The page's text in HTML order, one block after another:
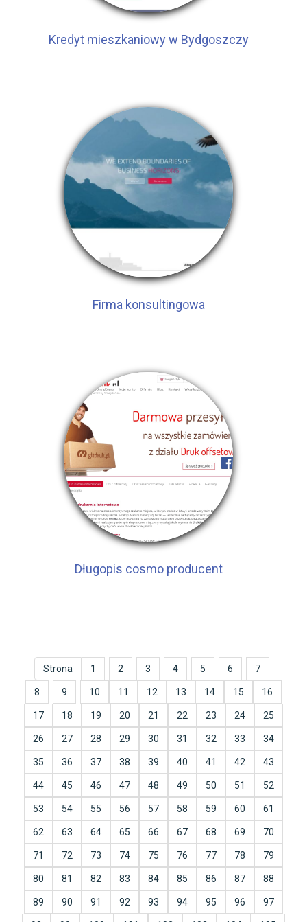
Kredyt mieszkaniowy w Bydgoszczy
Firma konsultingowa
Długopis cosmo producent
Strona 1 2 3 4 5 6 7
8 9 10 11 12 13 14 15 16
17 18 19 20 21 22 23 24 25
26 27 28 29 30 31 32 33 34
35 36 37 38 39 40 41 42 43
44 45 46 47 48 49 50 51 52
53 54 55 56 57 58 59 60 61
62 63 64 65 66 67 68 69 70
71 72 73 74 75 76 77 78 79
80 81 82 83 84 85 86 87 88
89 90 91 92 93 94 95 96 97